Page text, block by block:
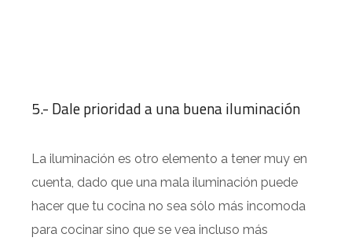
5.- Dale prioridad a una buena iluminación
La iluminación es otro elemento a tener muy en
cuenta, dado que una mala iluminación puede
hacer que tu cocina no sea sólo más incomoda
para cocinar sino que se vea incluso más